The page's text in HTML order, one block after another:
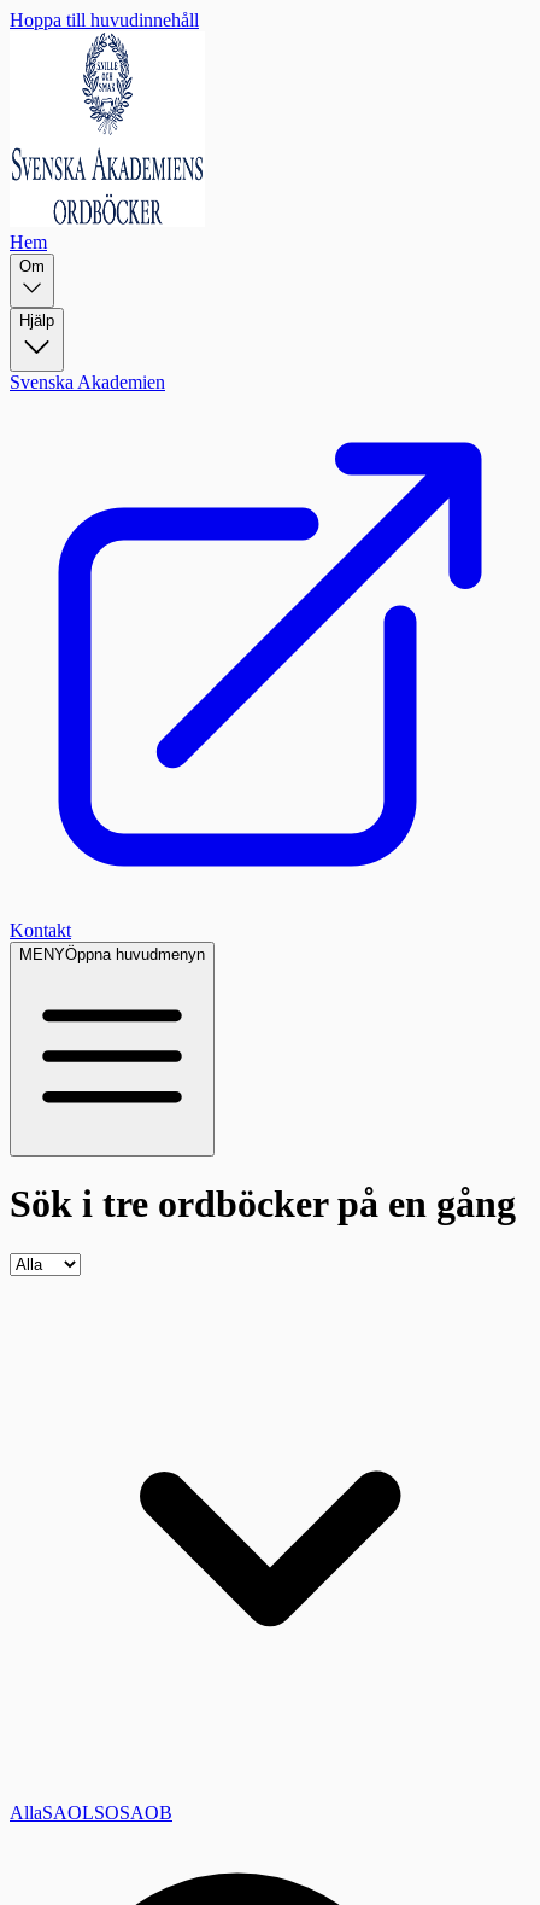
Hoppa till huvudinnehåll
Hem
Om
Hjälp
Svenska Akademien
Kontakt
MENYÖppna huvudmenyn
Sök i tre ordböckerpå en gång
AllaSAOLSOSAOB